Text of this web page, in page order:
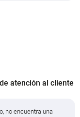
atención al cliente
no encuentra una